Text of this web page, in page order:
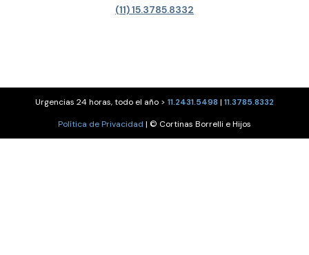
(11) 15.3785.8332
Urgencias 24 horas, todo el año > 11.2431.5498 | 11.3785.8332
Política de Privacidad | © Cortinas Borrelli e Hijos